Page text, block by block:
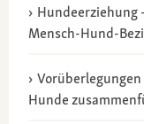
Hundeerziehung
Mensch-Hund-
Hunde